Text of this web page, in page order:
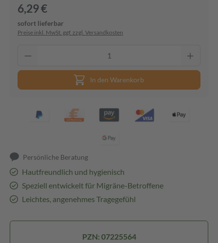
6,29 €
sofort lieferbar
Preise inkl. MwSt. ggf. zzgl. Versandkosten
In den Warenkorb
Persönliche Beratung
Hautfreundlich und hygienisch
Speziell entwickelt für Migräne-Betroffene
Leichtes, angenehmes Tragegefühl
PZN: 07225564